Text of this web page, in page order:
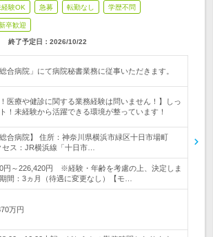
験OK 急募 転勤なし 学歴不問
卒歓迎
終了予定日： 2026/10/22
総合病院」にて病院秘書業務に従事いただきます。
！医療や健診に関する業務経験は問いません！】しっ
！未経験から活躍できる環境が整っています！
総合病院】 住所：神奈川県横浜市緑区十日市場町
セス：JR横浜線「十日市…
円～226,420円 ※経験・年齢を考慮の上、決定しま
間：3ヵ月（待遇に変更なし）【モ…
万円